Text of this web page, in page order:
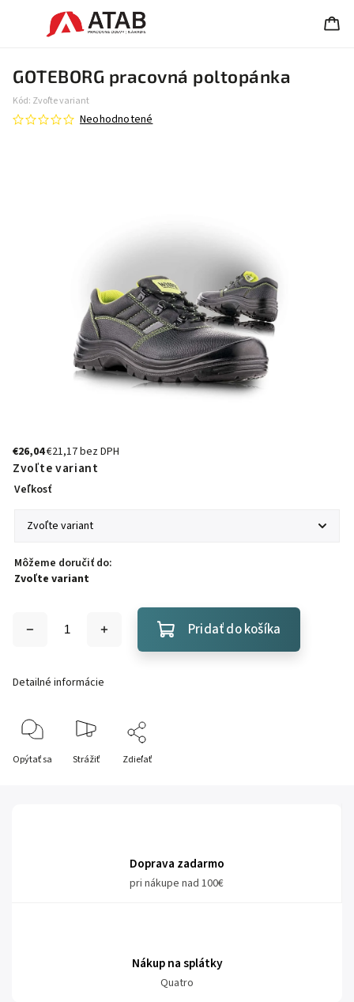
GOTEBORG pracovná poltopánka
Kód: Zvoľte variant
Neohodnotené
€26,04€21,17 bez DPH
Zvoľte variant
Veľkosť
Môžeme doručiť do:
Zvoľte variant
Pridať do košíka
Detailné informácie
Opýtať sa Strážiť Zdieľať
Doprava zadarmo
pri nákupe nad 100€
Nákup na splátky
Quatro